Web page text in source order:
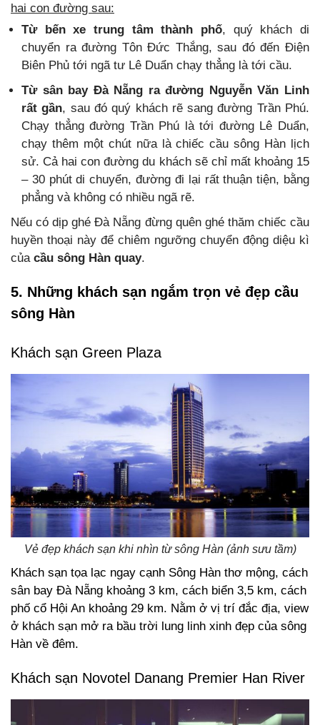
hai con đường sau:
Từ bến xe trung tâm thành phố, quý khách di
chuyển ra đường Tôn Đức Thắng, sau đó đến Điện
Biên Phủ tới ngã tư Lê Duẩn chạy thẳng là tới cầu.
Từ sân bay Đà Nẵng ra đường Nguyễn Văn Linh
rất gần, sau đó quý khách rẽ sang đường Trần Phú.
Chạy thẳng đường Trần Phú là tới đường Lê Duẩn,
chạy thêm một chút nữa là chiếc cầu sông Hàn lịch
sử. Cả hai con đường du khách sẽ chỉ mất khoảng 15
– 30 phút di chuyển, đường đi lại rất thuận tiện, bằng
phẳng và không có nhiều ngã rẽ.
Nếu có dịp ghé Đà Nẵng đừng quên ghé thăm chiếc cầu
huyền thoại này để chiêm ngưỡng chuyển động diệu kì
của cầu sông Hàn quay.
5. Những khách sạn ngắm trọn vẻ đẹp cầu
sông Hàn
Khách sạn Green Plaza
Vẻ đẹp khách sạn khi nhìn từ sông Hàn (ảnh sưu tầm)
Khách sạn tọa lạc ngay cạnh Sông Hàn thơ mộng, cách
sân bay Đà Nẵng khoảng 3 km, cách biển 3,5 km, cách
phố cổ Hội An khoảng 29 km. Nằm ở vị trí đắc địa, view
ở khách sạn mở ra bầu trời lung linh xinh đẹp của sông
Hàn về đêm.
Khách sạn Novotel Danang Premier Han River